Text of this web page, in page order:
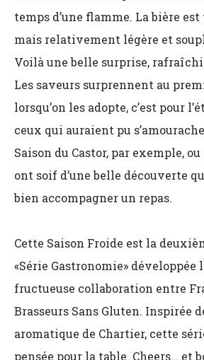
temps d’une flamme. La bière est
mais relativement légère et
Voilà une belle surprise,
Les saveurs surprennent au
lorsqu’on les adopte, c’est pour
ceux qui auraient pu
Saison du Castor, par exemple,
ont soif d’une belle découverte
bien accompagner un repas.
Cette Saison Froide est la
«Série Gastronomie» développée
fructueuse collaboration entre
Brasseurs Sans Gluten. Inspirée
aromatique de Chartier, cette
pensée pour la table. Cheers… et